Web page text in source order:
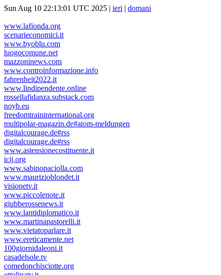
Sun Aug 10 22:13:01 UTC 2025 | ieri | domani
www.lafionda.org
scenarieconomici.it
www.byoblu.com
luogocomune.net
mazzoninews.com
www.controinformazione.info
fahrenheit2022.it
www.lindipendente.online
rossellafidanza.substack.com
noyb.eu
freedomtraininternational.org
multipolar-magazin.de#atom-meldungen
digitalcourage.de#rss
digitalcourage.de#rss
www.astensionecostituente.it
icij.org
www.sabinopaciolla.com
www.maurizioblondet.it
visionetv.it
www.piccolenote.it
giubberossenews.it
www.lantidiplomatico.it
www.martinapastorelli.it
www.vietatoparlare.it
www.ereticamente.net
100giornidaleoni.it
casadelsole.tv
comedonchisciotte.org